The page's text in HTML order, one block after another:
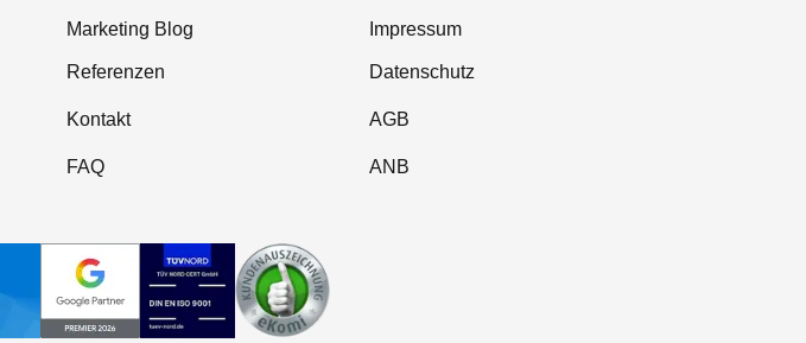
Marketing Blog
Referenzen
Kontakt
FAQ
Impressum
Datenschutz
AGB
ANB